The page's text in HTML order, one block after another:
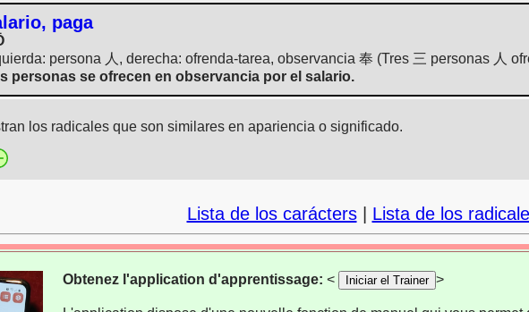
paga
persona 人, derecha: ofrenda-tarea, observancia 奉 (Tres 三 personas 人
personas se ofrecen en observancia por el salario.
los radicales que son similares en apariencia o significado.
Lista de los carácters| Lista de los
Obtenez l'application d'apprentissage: < Iniciar el Trainer >